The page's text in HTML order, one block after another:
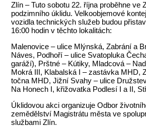
Zlín – Tuto sobotu 22. října proběhne ve
podzimního úklidu. Velkoobjemové
vozidla technických služeb budou
16:00 hodin v těchto lokalitách:
Malenovice – ulice Mlýnská, Zabrání a
Náves, Podhoří – ulice Svatopluka
garáží), Prštné – Kútiky, Mladcová –
Mokrá III, Klabalská I – zastávka MHD,
točna MHD, Jižní Svahy – ulice
Na Honech I, křižovatka Podlesí I a II,
Úklidovou akci organizuje Odbor
zemědělství Magistrátu města ve
službami Zlín.